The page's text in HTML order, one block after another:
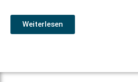
Weiterlesen